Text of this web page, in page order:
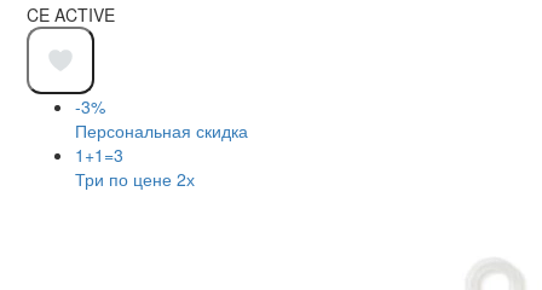
CE ACTIVE
-3%
Персональная скидка
1+1=3
Три по цене 2х